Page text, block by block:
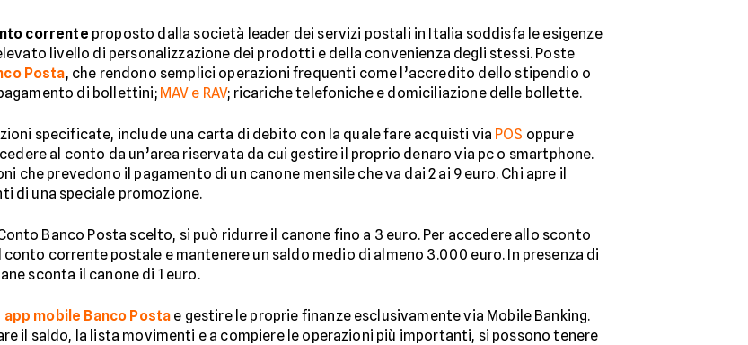
corrente proposto dalla società leader dei servizi postali in Italia soddisfa le esigenze
livello di personalizzazione dei prodotti e della convenienza degli stessi. Poste
Posta, che rendono semplici operazioni frequenti come l’accredito dello stipendio o
di bollettini; MAV e RAV; ricariche telefoniche e domiciliazione delle bollette.
specificate, include una carta di debito con la quale fare acquisti via POS oppure
al conto da un’area riservata da cui gestire il proprio denaro via pc o smartphone.
che prevedono il pagamento di un canone mensile che va dai 2 ai 9 euro. Chi apre il
di una speciale promozione.
Banco Posta scelto, si può ridurre il canone fino a 3 euro. Per accedere allo sconto
corrente postale e mantenere un saldo medio di almeno 3.000 euro. In presenza di
sconta il canone di 1 euro.
app mobile Banco Posta e gestire le proprie finanze esclusivamente via Mobile Banking.
il saldo, la lista movimenti e a compiere le operazioni più importanti, si possono tenere